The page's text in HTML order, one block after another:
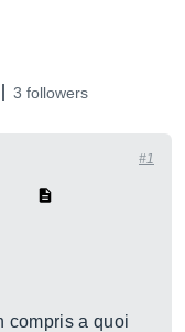
3 followers
#1
compris a quoi